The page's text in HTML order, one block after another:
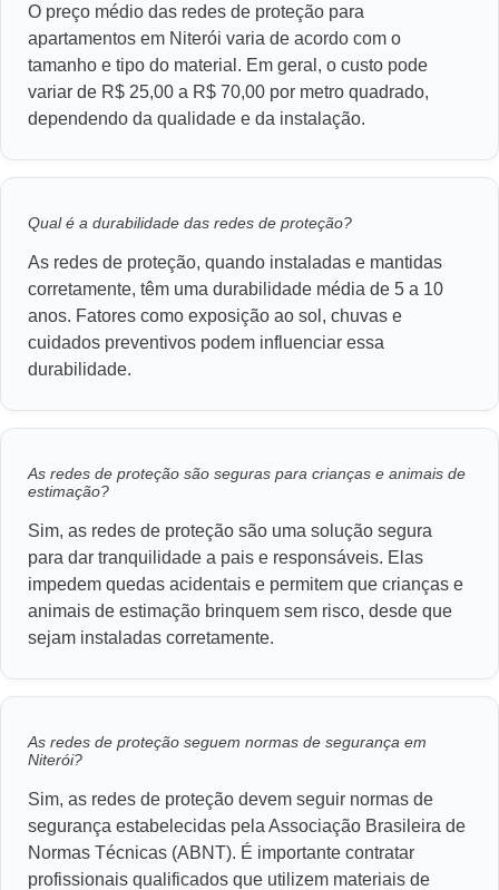
O preço médio das redes de proteção para
apartamentos em Niterói varia de acordo com o
tamanho e tipo do material. Em geral, o custo pode
variar de R$ 25,00 a R$ 70,00 por metro quadrado,
dependendo da qualidade e da instalação.
Qual é a durabilidade das redes de proteção?
As redes de proteção, quando instaladas e mantidas
corretamente, têm uma durabilidade média de 5 a 10
anos. Fatores como exposição ao sol, chuvas e
cuidados preventivos podem influenciar essa
durabilidade.
As redes de proteção são seguras para crianças e animais de
estimação?
Sim, as redes de proteção são uma solução segura
para dar tranquilidade a pais e responsáveis. Elas
impedem quedas acidentais e permitem que crianças e
animais de estimação brinquem sem risco, desde que
sejam instaladas corretamente.
As redes de proteção seguem normas de segurança em
Niterói?
Sim, as redes de proteção devem seguir normas de
segurança estabelecidas pela Associação Brasileira de
Normas Técnicas (ABNT). É importante contratar
profissionais qualificados que utilizem materiais de